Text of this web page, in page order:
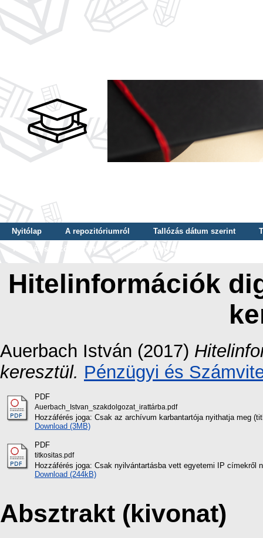
Nyitólap A repozitóriumról Tallózás dátum szerint
Tallózás szerző szerint
Tallózás nyelv szerint
Hitelinformációk
Auerbach István (2017)
keresztül. Pénzügyi és
PDF
Auerbach_Istvan_szakdolgozat_irattárba.pdf
Hozzáférés joga: Csak az archívum karbantartója nyithatja meg
Download (3MB)
PDF
titkositas.pdf
Hozzáférés joga: Csak nyilvántartásba vett egyetemi IP címekről
Download (244kB)
Absztrakt (kivonat)